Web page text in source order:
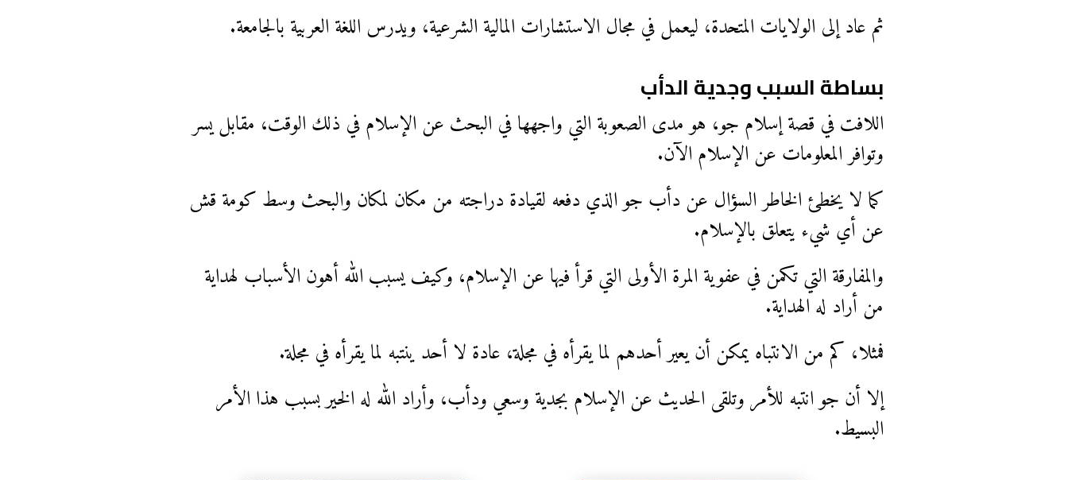
ثم عاد إلى الولايات المتحدة، ليعمل في مجال الاستشارات المالية الشرعية، ويدرس اللغة العربية بالجامعة.
بساطة السبب وجدية الدأب
اللافت في قصة إسلام جو، هو مدى الصعوبة التي واجهها في البحث عن الإسلام في ذلك الوقت، مقابل يسر
وتوافر المعلومات عن الإسلام الآن.
كما لا يخطئ الخاطر السؤال عن دأب جو الذي دفعه لقيادة دراجته من مكان لمكان والبحث وسط كومة قش
عن أي شيء يتعلق بالإسلام.
والمفارقة التي تكمن في عفوية المرة الأولى التي قرأ فيها عن الإسلام، وكيف يسبب الله أهون الأسباب لهداية
من أراد له الهداية.
فمثلا، كم من الانتباه يمكن أن يعير أحدهم لما يقرأه في مجلة، عادة لا أحد ينتبه لما يقرأه في مجلة.
إلا أن جو انتبه للأمر وتلقى الحديث عن الإسلام بجدية وسعي ودأب، وأراد الله له الخير بسبب هذا الأمر
البسيط.